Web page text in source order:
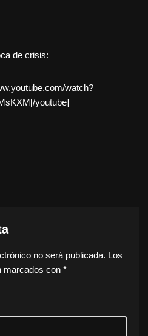
de crisis:
watch?
youtube]
no será publicada. Los
marcados con *